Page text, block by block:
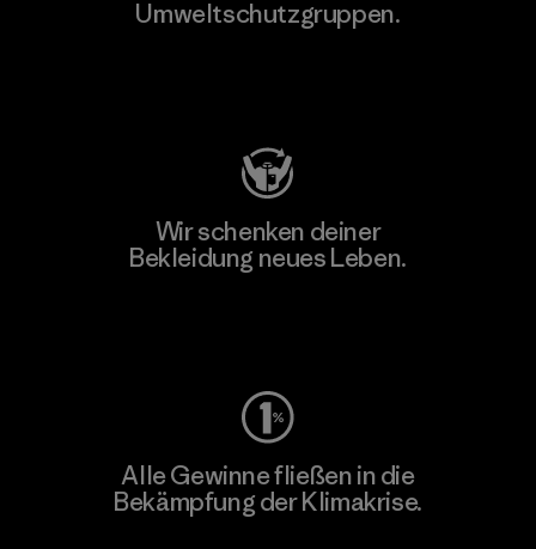
Umweltschutzgruppen.
Wir schenken deiner
Bekleidung neues Leben.
Alle Gewinne fließen in die
Bekämpfung der Klimakrise.